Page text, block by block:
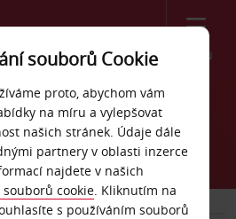
Menu
Bielefeld
souborů Cookie
proto, abychom vám
na míru a vylepšovat
našich stránek. Údaje dále
partnery v oblasti inzerce
najdete v našich
cookie. Kliknutím na
s používáním souborů